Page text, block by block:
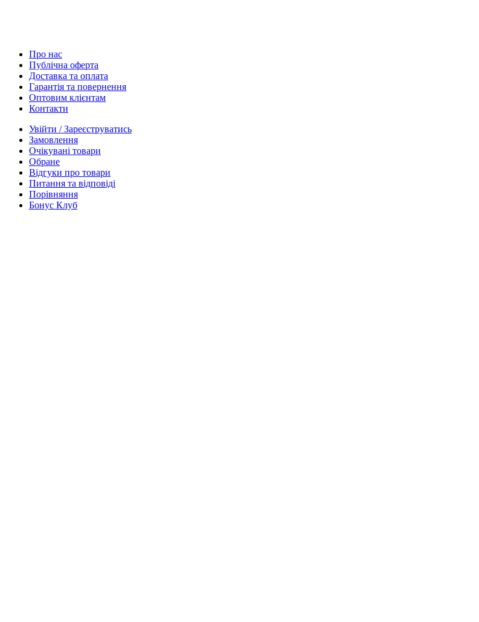
Про нас
Публічна оферта
Доставка та оплата
Гарантія та повернення
Оптовим клієнтам
Контакти
Увійти / Зареєструватись
Замовлення
Очікувані товари
Обране
Відгуки про товари
Питання та відповіді
Порівняння
Бонус Клуб